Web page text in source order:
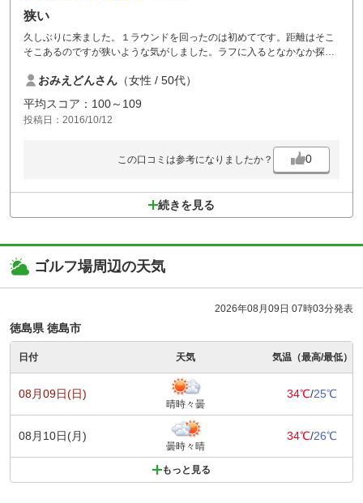
狭い
久しぶりに来ました。１ラウンドを回ったのは初めてです。距離はそこ
そこあるのですが狭いような気がしました。ラフに入るとなかなか探し
嬉しかったです。朝は日が強くてボールが見えにくかったです。
おみえどんさん （女性 / 50代）
平均スコア：100～109
投稿日：2016/10/12
この口コミは参考になりましたか？ 0
続きを見る
ゴルフ場周辺の天気
2026年08月09日 07時03分発表
徳島県 徳島市
日付 天気 気温（最高/最低）
08月09日(日)
晴時々曇
34℃/25℃
08月10日(月)
曇時々晴
34℃/26℃
もっと見る